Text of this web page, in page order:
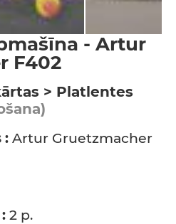
- Artur
F402
> Platlentes
: Artur Gruetzmacher
2 p.